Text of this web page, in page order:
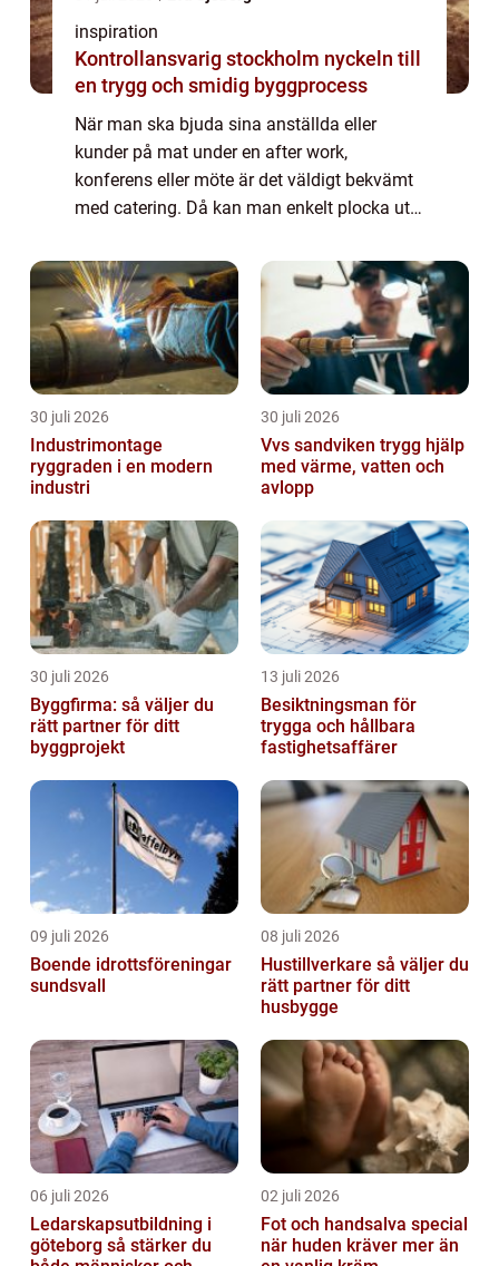
inspiration
Kontrollansvarig stockholm nyckeln till
en trygg och smidig byggprocess
När man ska bjuda sina anställda eller
kunder på mat under en after work,
konferens eller möte är det väldigt bekvämt
med catering. Då kan man enkelt plocka ut
30 juli 2026
Industrimontage
ryggraden i en modern
industri
30 juli 2026
Vvs sandviken trygg hjälp
med värme, vatten och
avlopp
30 juli 2026
Byggfirma: så väljer du
rätt partner för ditt
byggprojekt
13 juli 2026
Besiktningsman för
trygga och hållbara
fastighetsaffärer
09 juli 2026
Boende idrottsföreningar
sundsvall
08 juli 2026
Hustillverkare så väljer du
rätt partner för ditt
husbygge
06 juli 2026
Ledarskapsutbildning i
göteborg så stärker du
02 juli 2026
Fot och handsalva special
när huden kräver mer än